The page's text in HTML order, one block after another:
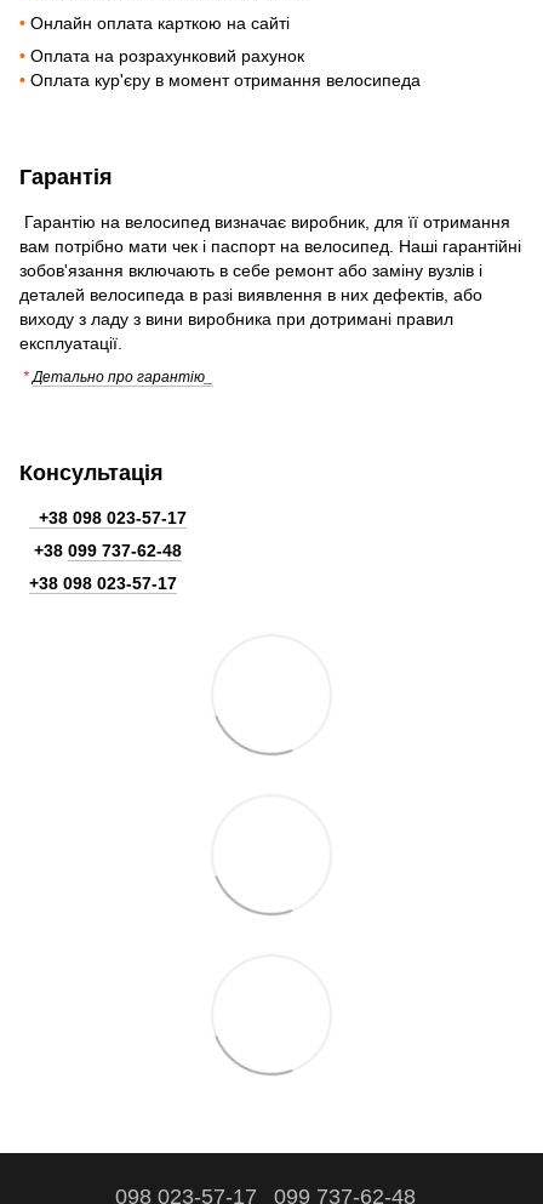
• Онлайн оплата карткою на сайті
• Оплата на розрахунковий рахунок
• Оплата кур'єру в момент отримання велосипеда
Гарантія
Гарантію на велосипед визначає виробник, для її отримання
вам потрібно мати чек і паспорт на велосипед. Наші гарантійні
зобов'язання включають в себе ремонт або заміну вузлів і
деталей велосипеда в разі виявлення в них дефектів, або
виходу з ладу з вини виробника при дотримані правил
експлуатації.
* Детально про гарантію_
Консультація
+38 098 023-57-17
+38 099 737-62-48
+38 098 023-57-17
098 023-57-17 099 737-62-48